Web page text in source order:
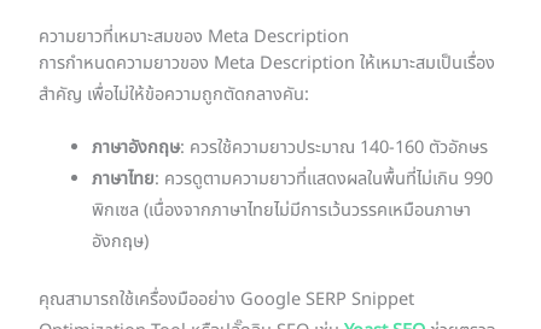
ความยาวที่เหมาะสมของ Meta Description
การกำหนดความยาวของ Meta Description ให้เหมาะสมเป็นเรื่อง
สำคัญ เพื่อไม่ให้ข้อความถูกตัดกลางคัน:
ภาษาอังกฤษ: ควรใช้ความยาวประมาณ 140-160 ตัวอักษร
ภาษาไทย: ควรดูตามความยาวที่แสดงผลในพื้นที่ไม่เกิน 990
พิกเซล (เนื่องจากภาษาไทยไม่มีการเว้นวรรคเหมือนภาษา
อังกฤษ)
คุณสามารถใช้เครื่องมืออย่าง Google SERP Snippet